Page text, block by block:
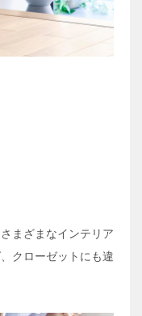
まざまなインテリア
クローゼットにも違